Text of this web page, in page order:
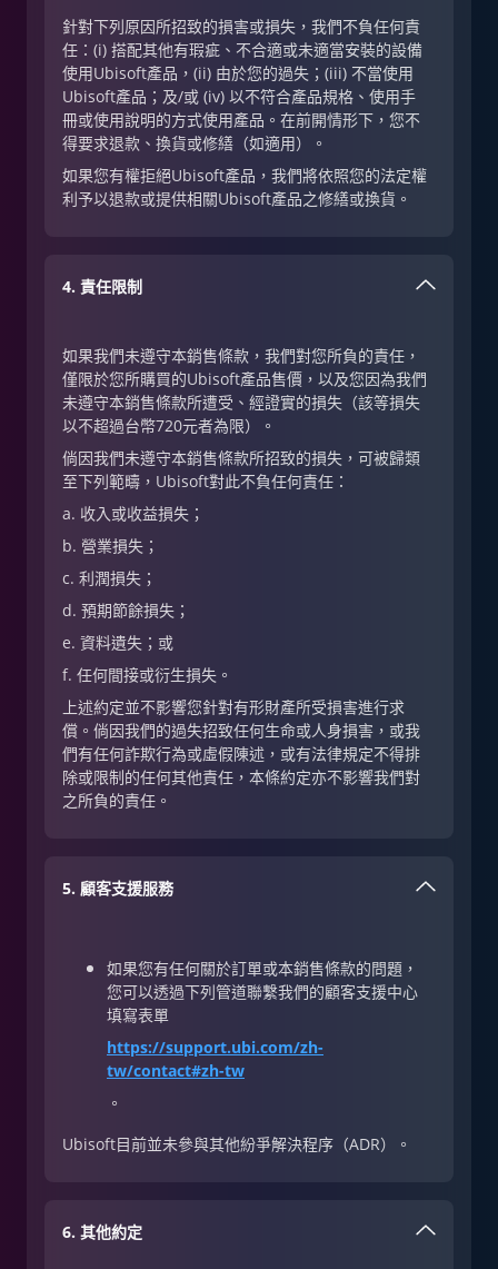
針對下列原因所招致的損害或損失，我們不負任何責
任：(i) 搭配其他有瑕疵、不合適或未適當安裝的設備
使用Ubisoft產品，(ii) 由於您的過失；(iii) 不當使用
Ubisoft產品；及/或 (iv) 以不符合產品規格、使用手
冊或使用說明的方式使用產品。在前開情形下，您不
得要求退款、換貨或修繕（如適用）。
如果您有權拒絕Ubisoft產品，我們將依照您的法定權
利予以退款或提供相關Ubisoft產品之修繕或換貨。
4. 責任限制
如果我們未遵守本銷售條款，我們對您所負的責任，
僅限於您所購買的Ubisoft產品售價，以及您因為我們
未遵守本銷售條款所遭受、經證實的損失（該等損失
以不超過台幣720元者為限）。
倘因我們未遵守本銷售條款所招致的損失，可被歸類
至下列範疇，Ubisoft對此不負任何責任：
a. 收入或收益損失；
b. 營業損失；
c. 利潤損失；
d. 預期節餘損失；
e. 資料遺失；或
f. 任何間接或衍生損失。
上述約定並不影響您針對有形財產所受損害進行求
償。倘因我們的過失招致任何生命或人身損害，或我
們有任何詐欺行為或虛假陳述，或有法律規定不得排
除或限制的任何其他責任，本條約定亦不影響我們對
之所負的責任。
5. 顧客支援服務
如果您有任何關於訂單或本銷售條款的問題，
您可以透過下列管道聯繫我們的顧客支援中心
填寫表單
https://support.ubi.com/zh-
tw/contact#zh-tw
。
Ubisoft目前並未參與其他紛爭解決程序（ADR）。
6. 其他約定